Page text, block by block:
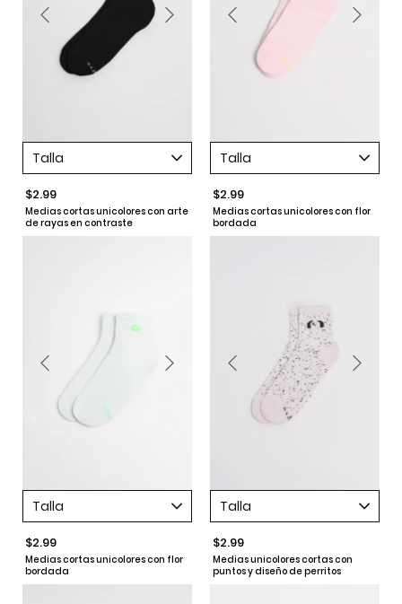
Talla
$2.99
Medias cortas unicolores con arte
de rayas en contraste
Talla
$2.99
Medias cortas unicolores con flor
bordada
Talla
$2.99
Medias cortas unicolores con flor
bordada
Talla
$2.99
Medias unicolores cortas con
puntos y diseño de perritos